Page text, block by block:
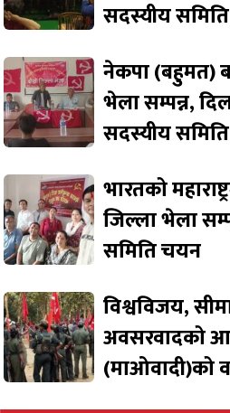
सदस्यीय
नेकपा (बहुमत)
भेला सम्पन्न,
सदस्यीय
भारतको
जिल्ला भेला
समिति चयन
विश्वविजय,
अवसरवादको
(माओवादी)को